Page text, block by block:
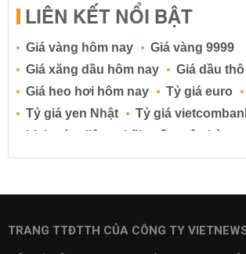
LIÊN KẾT NỔI BẬT
Giá vàng hôm nay
Giá vàng 9999
Giá xăng dầu hôm nay
Giá dầu thô
Giá heo hơi hôm nay
Tỷ giá euro
Tỷ giá yen Nhật
Tỷ giá
Lịch cúp điện
Lãi suất ngân hàng
Lãi suất tiết kiệm
Lãi suất tiền gửi
Lãi suất ngân hàng BIDV
TRANG TTĐTTH CỦA CÔNG TY